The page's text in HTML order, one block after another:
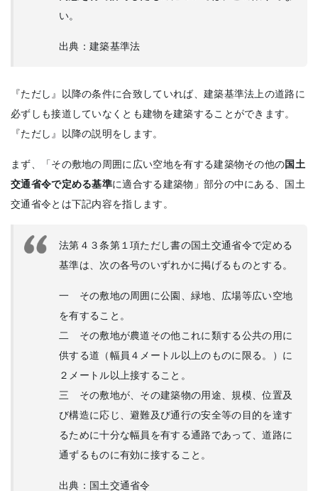
い。
出典：建築基準法
『ただし』以降の条件に合致していれば、建築基準法上の道路に
必ずしも接道していなくとも建物を建築することができます。
『ただし』以降の説明をします。
まず、「その敷地の周囲に広い空地を有する建築物その他の国土
交通省令で定める基準に適合する建築物」部分の中にある、国土
交通省令とは下記内容を指します。
法第４３条第１項ただし書の国土交通省令で定める
基準は、次の各号のいずれかに掲げるものとする。
一 その敷地の周囲に公園、緑地、広場等広い空地
を有すること。
二 その敷地が農道その他これに類する公共の用に
供する道（幅員４メートル以上のものに限る。）に
２メートル以上接すること。
三 その敷地が、その建築物の用途、規模、位置及
び構造に応じ、避難及び通行の安全等の目的を達す
るために十分な幅員を有する通路であって、道路に
通ずるものに有効に接すること。
出典：国土交通省令